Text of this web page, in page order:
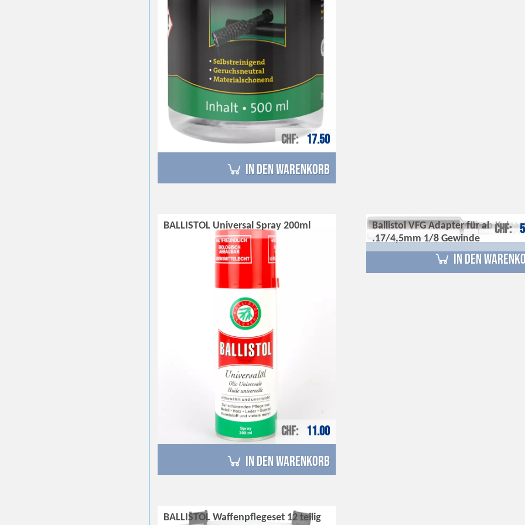
CHF 17.50
in den Warenkorb
BALLISTOL Universal Spray 200ml
CHF 11.00
in den Warenkorb
Ballistol VFG Adapter für ab Kal.
.17/4,5mm 1/8 Gewinde
CHF
in den
BALLISTOL Waffenpflegeset 12 teilig